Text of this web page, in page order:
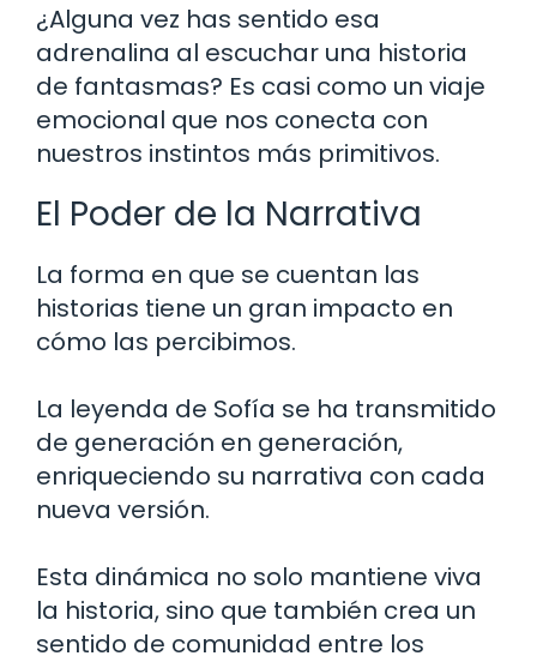
¿Alguna vez has sentido esa
adrenalina al escuchar una historia
de fantasmas? Es casi como un viaje
emocional que nos conecta con
nuestros instintos más primitivos.
El Poder de la Narrativa
La forma en que se cuentan las
historias tiene un gran impacto en
cómo las percibimos.
La leyenda de Sofía se ha transmitido
de generación en generación,
enriqueciendo su narrativa con cada
nueva versión.
Esta dinámica no solo mantiene viva
la historia, sino que también crea un
sentido de comunidad entre los